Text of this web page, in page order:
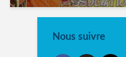
Nous suivre